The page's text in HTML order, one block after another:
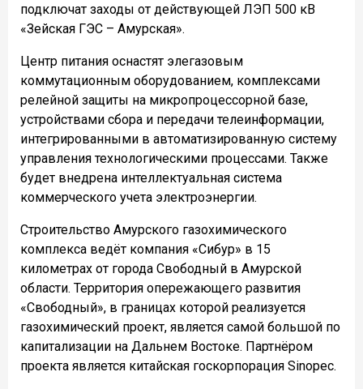
подключат заходы от действующей ЛЭП 500 кВ
«Зейская ГЭС – Амурская».
Центр питания оснастят элегазовым
коммутационным оборудованием, комплексами
релейной защиты на микропроцессорной базе,
устройствами сбора и передачи телеинформации,
интегрированными в автоматизированную систему
управления технологическими процессами. Также
будет внедрена интеллектуальная система
коммерческого учета электроэнергии.
Строительство Амурского газохимического
комплекса ведёт компания «Сибур» в 15
километрах от города Свободный в Амурской
области. Территория опережающего развития
«Свободный», в границах которой реализуется
газохимический проект, является самой большой по
капитализации на Дальнем Востоке. Партнёром
проекта является китайская госкорпорация Sinopec.